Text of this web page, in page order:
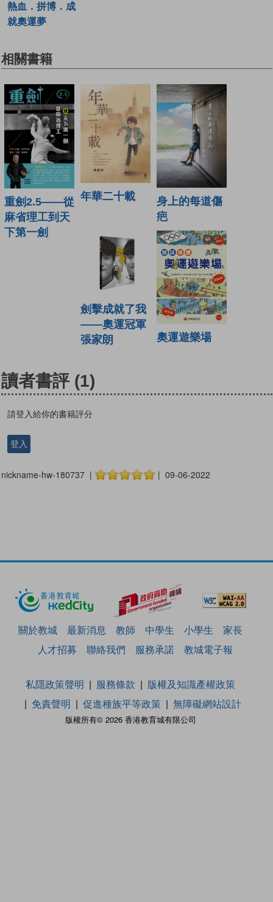
熱血．拼博．成
就奧運夢
相關書籍
重劍2.5——從
麻省理工到天
下第一劍
年華二十載
身上的每道傷
疤
劍擊成就了我
——奧運冠軍
張家朗
奧運遊樂場
讀者書評 (1)
請登入給你的書籍評分
登入
nickname-hw-180737 | | 09-06-2022
關於教城 最新消息 教師 中學生 小學生
家長
人才招募
聯絡我們 服務承諾 教城電子報
版權所有© 2026 香港教育城有限公司
私隱政策聲明 服務條款
版權及知識產權政策
免責聲明
促進種族平等政策 無障礙網站設計